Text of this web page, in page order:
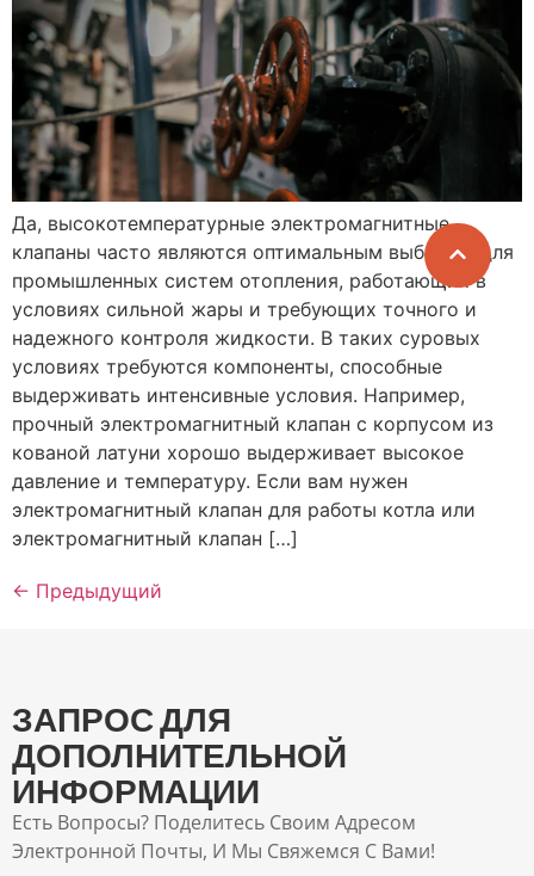
Да, высокотемпературные электромагнитные
клапаны часто являются оптимальным выбором для
промышленных систем отопления, работающих в
условиях сильной жары и требующих точного и
надежного контроля жидкости. В таких суровых
условиях требуются компоненты, способные
выдерживать интенсивные условия. Например,
прочный электромагнитный клапан с корпусом из
кованой латуни хорошо выдерживает высокое
давление и температуру. Если вам нужен
электромагнитный клапан для работы котла или
электромагнитный клапан […]
← Предыдущий
ЗАПРОС ДЛЯ
ДОПОЛНИТЕЛЬНОЙ
ИНФОРМАЦИИ
Есть Вопросы? Поделитесь Своим Адресом
Электронной Почты, И Мы Свяжемся С Вами!